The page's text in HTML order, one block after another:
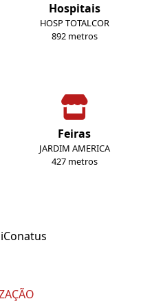
Hospitais
HOSP TOTALCOR
892 metros
Feiras
JARDIM AMERICA
427 metros
iConatus